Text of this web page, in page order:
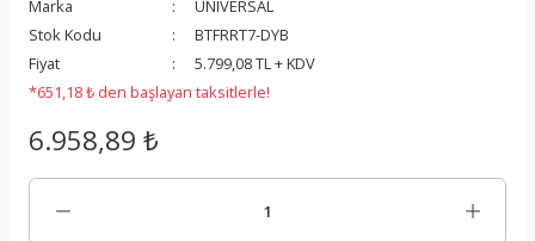
Marka
UNIVERSAL
Stok Kodu
BTFRRT7-DYB
Fiyat
5.799,08 TL + KDV
*651,18 ₺ den başlayan taksitlerle!
6.958,89 ₺